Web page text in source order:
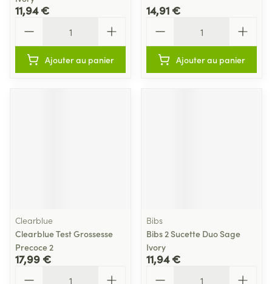
11,94 €
Ajouter au panier
14,91 €
Ajouter au panier
Clearblue
Clearblue Test Grossesse
Precoce 2
17,99 €
Bibs
Bibs 2 Sucette Duo Sage
Ivory
11,94 €